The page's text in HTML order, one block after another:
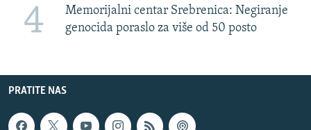
4
Memorijalni centar Srebrenica: Negiranje
genocida poraslo za više od 50 posto
PRATITE NAS